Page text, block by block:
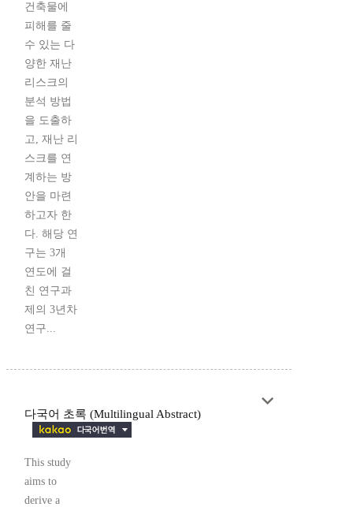
건축물에
피해를 줄
수 있는 다
양한 재난
리스크의
분석 방법
을 도출하
고, 재난 리
스크를 연
계하는 방
안을 마련
하고자 한
다. 해당 연
구는 3개
연도에 걸
친 연구과
제의 3년차
연구...
다국어 초록 (Multilingual Abstract)
This study
aims to
derive a